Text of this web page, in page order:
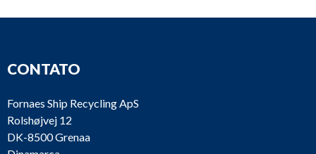
CONTATO
Fornaes Ship Recycling ApS
Rolshøjvej 12
DK-8500 Grenaa